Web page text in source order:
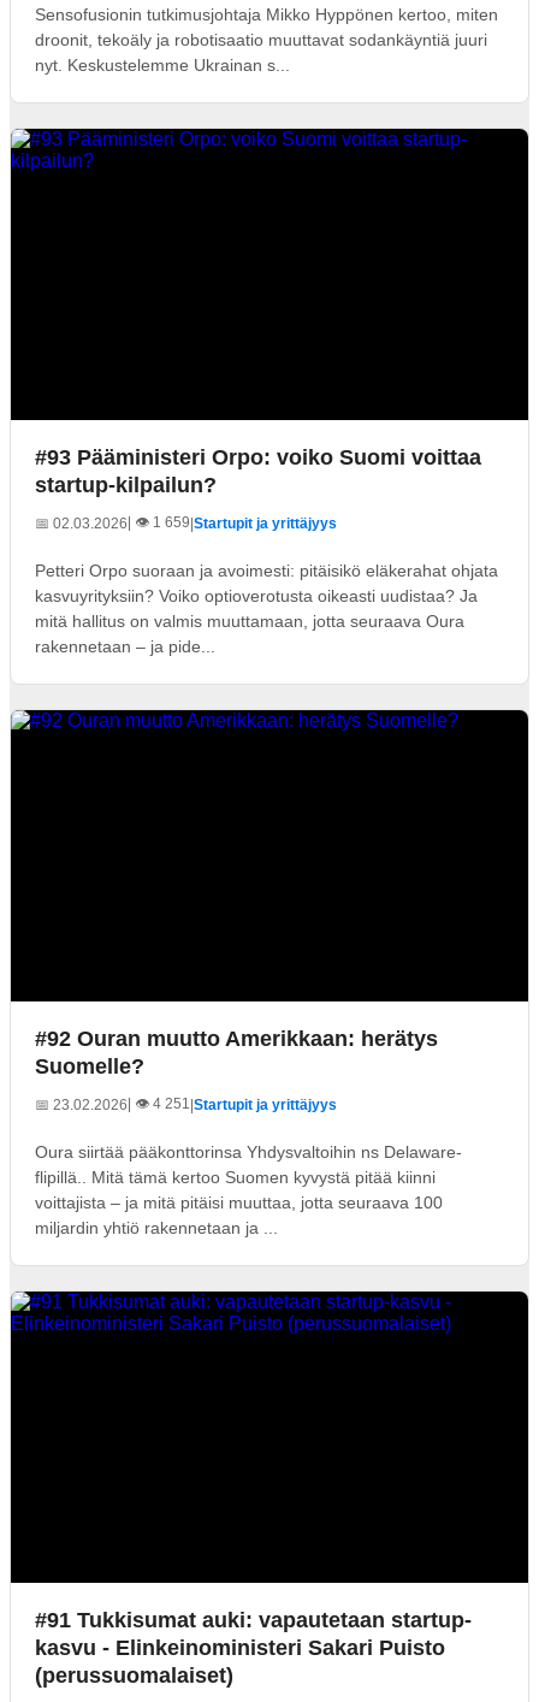
Sensofusionin tutkimusjohtaja Mikko Hyppönen kertoo, miten
droonit, tekoäly ja robotisaatio muuttavat sodankäyntiä juuri
nyt. Keskustelemme Ukrainan s...
#93 Pääministeri Orpo: voiko Suomi voittaa
startup-kilpailun?
📅 02.03.2026| 👁️ 1 659 Startupit ja yrittäjyys
Petteri Orpo suoraan ja avoimesti: pitäisikö eläkerahat ohjata
kasvuyrityksiin? Voiko optioverotusta oikeasti uudistaa? Ja
mitä hallitus on valmis muuttamaan, jotta seuraava Oura
rakennetaan – ja pide...
#92 Ouran muutto Amerikkaan: herätys
Suomelle?
📅 23.02.2026| 👁️ 4 251 Startupit ja yrittäjyys
Oura siirtää pääkonttorinsa Yhdysvaltoihin ns Delaware-
flipillä.. Mitä tämä kertoo Suomen kyvystä pitää kiinni
voittajista – ja mitä pitäisi muuttaa, jotta seuraava 100
miljardin yhtiö rakennetaan ja ...
#91 Tukkisumat auki: vapautetaan startup-
kasvu - Elinkeinoministeri Sakari Puisto
(perussuomalaiset)